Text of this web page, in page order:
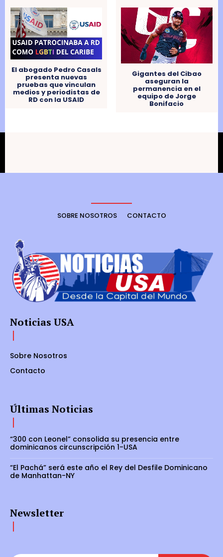
El abogado Pedro Casals
presenta nuevas
pruebas que vinculan
medios y periodistas de
RD con la USAID
Gigantes del Cibao
aseguran la
permanencia en el
equipo de Jorge
Bonifacio
SOBRE NOSOTROS CONTACTO
Noticias USA
Sobre Nosotros
Contacto
Últimas Noticias
“300 con Leonel” consolida su presencia entre
dominicanos circunscripción 1-USA
“El Pachá” será este año el Rey del Desfile Dominicano
de Manhattan-NY
Newsletter